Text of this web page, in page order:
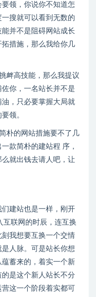
领，你说你不知道怎
搜就可以看到无数的
并不是阻碍网站成长
措施，那么我给你几
衅高技能，那么我提议
你，一名站长并不是
，只必要掌握大局就
领。
朴的网站措施要不了几
款简朴的建站程 序，
就出钱去请人吧，让
建站也是一样，刚开
互联网的时辰，连互换
我想要互换一个交情
人脉。可是站长你想
蓄来的，着实一个新
是这个新人站长不分
这一个阶段着实都可